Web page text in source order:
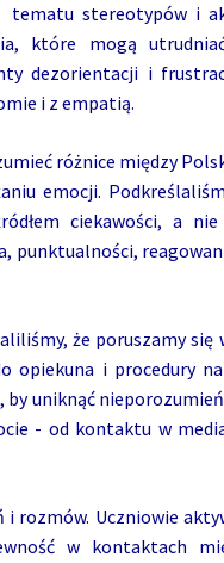
tematu stereotypów i
które mogą
dezorientacji i
i z empatią.
różnice między
emocji.
ciekawości, a
punktualności,
że poruszamy
i procedury
uniknąć
- od kontaktu w
rozmów. Uczniowie
w kontaktach